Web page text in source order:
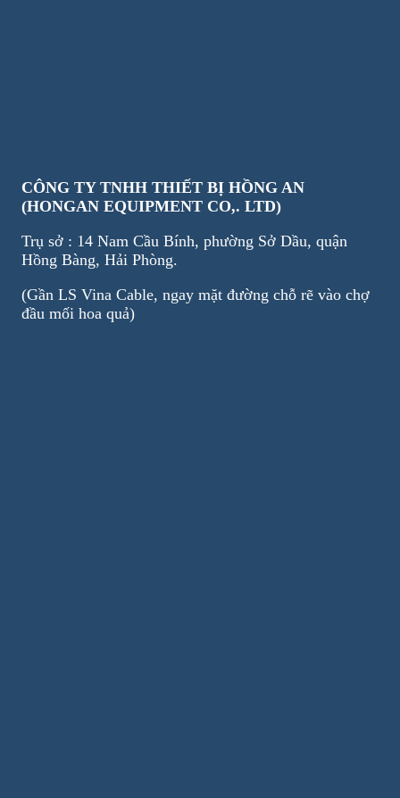
CÔNG TY TNHH THIẾT BỊ HỒNG AN
(HONGAN EQUIPMENT CO,. LTD)
Trụ sở : 14 Nam Cầu Bính, phường Sở Dầu, quận
Hồng Bàng, Hải Phòng.
(Gần LS Vina Cable, ngay mặt đường chỗ rẽ vào chợ
đầu mối hoa quả)